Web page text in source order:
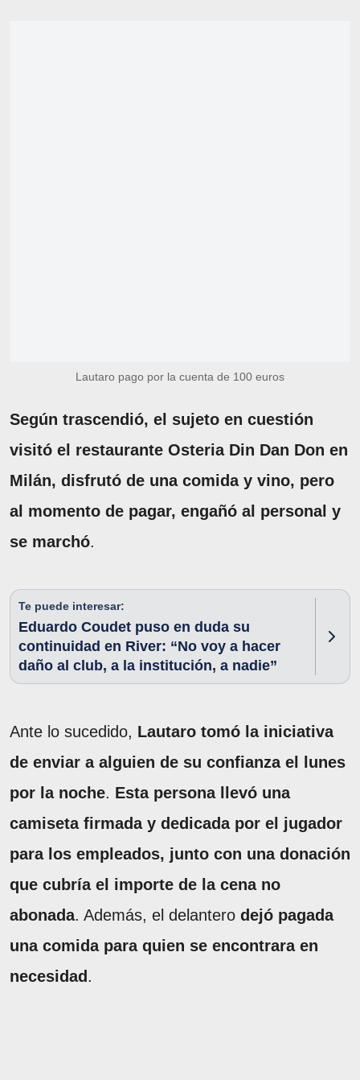
Lautaro pago por la cuenta de 100 euros
Según trascendió, el sujeto en cuestión
visitó el restaurante Osteria Din Dan Don en
Milán, disfrutó de una comida y vino, pero
al momento de pagar, engañó al personal y
se marchó.
Te puede interesar:
Eduardo Coudet puso en duda su
continuidad en River: “No voy a hacer
daño al club, a la institución, a nadie”
Ante lo sucedido, Lautaro tomó la iniciativa
de enviar a alguien de su confianza el lunes
por la noche. Esta persona llevó una
camiseta firmada y dedicada por el jugador
para los empleados, junto con una donación
que cubría el importe de la cena no
abonada. Además, el delantero dejó pagada
una comida para quien se encontrara en
necesidad .